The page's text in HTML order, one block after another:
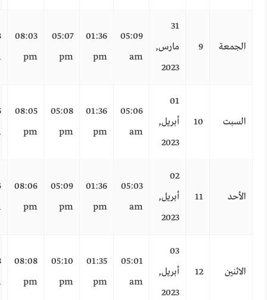
الجمعة 9
31
مارس,
2023
05:09
am
01:36
pm
05:07
pm
08:03
pm
السبت 10
01
أبريل,
2023
05:06
am
01:36
pm
05:08
pm
08:05
pm
الأحد 11
02
أبريل,
2023
05:03
am
01:36
pm
05:09
pm
08:06
pm
الاثنين 12
03
أبريل,
2023
05:01
am
01:35
pm
05:10
pm
08:08
pm